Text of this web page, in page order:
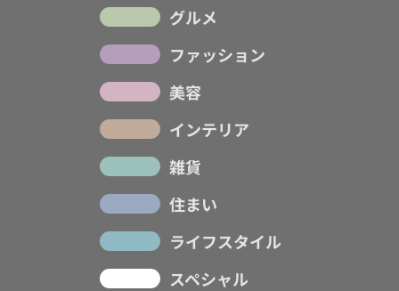
グルメ
ファッション
美容
インテリア
雑貨
住まい
ライフスタイル
スペシャル